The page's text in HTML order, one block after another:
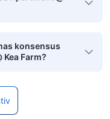
konsensus
Farm?